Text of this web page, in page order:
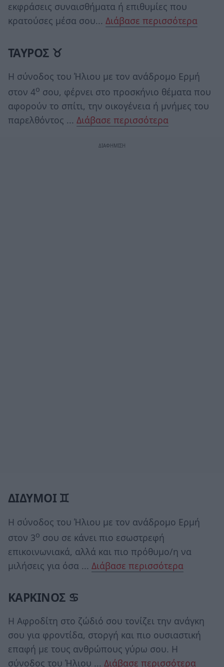
εκφράσεις συναισθήματα ή επιθυμίες που
κρατούσες μέσα σου... Διάβασε περισσότερα
ΤΑΥΡΟΣ ♉
Η σύνοδος του Ήλιου με τον ανάδρομο Ερμή
στον 4ο σου, φέρνει στο προσκήνιο θέματα που
αφορούν το σπίτι, την οικογένεια ή μνήμες του
παρελθόντος ... Διάβασε περισσότερα
ΔΙΔΥΜΟΙ ♊
Η σύνοδος του Ήλιου με τον ανάδρομο Ερμή
στον 3ο σου σε κάνει πιο εσωστρεφή
επικοινωνιακά, αλλά και πιο πρόθυμο/η να
μιλήσεις για όσα ... Διάβασε περισσότερα
ΚΑΡΚΙΝΟΣ ♋
Η Αφροδίτη στο ζώδιό σου τονίζει την ανάγκη
σου για φροντίδα, στοργή και πιο ουσιαστική
επαφή με τους ανθρώπους γύρω σου. Η
σύνοδος του Ήλιου ... Διάβασε περισσότερα